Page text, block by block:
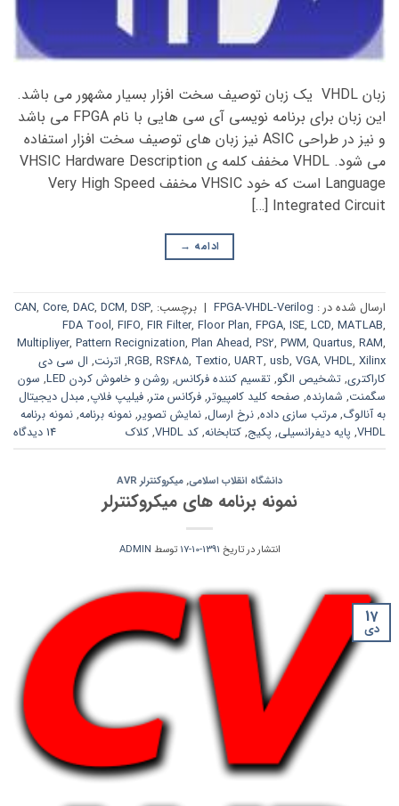
زبان VHDL یک زبان توصیف سخت افزار بسیار مشهور می باشد.
این زبان برای برنامه نویسی آی سی هایی با نام FPGA می باشد
و نیز در طراحی ASIC نیز زبان های توصیف سخت افزار استفاده
می شود. VHDL مخفف کلمه ی VHSIC Hardware Description
Language است که خود VHSIC مخفف Very High Speed
Integrated Circuit […]
ادامه →
ارسال شده در : FPGA-VHDL-Verilog
| برچسب: CAN, Core, DAC, DCM, DSP,
FDA Tool, FIFO, FIR Filter, Floor Plan, FPGA, ISE, LCD, MATLAB,
Multipliyer, Pattern Recignization, Plan Ahead, PS2, PWM, Quartus, RAM,
RGB, RS485, Textio, UART, usb, VGA, VHDL, Xilinx
, اترنت, ال سی دی
کاراکتری, تشخیص الگو, تقسیم کننده فرکانس, روشن و خاموش کردن LED , سون
سگمنت, شمارنده, صفحه کلید کامپیوتر, فرکانس متر, فیلیپ فلاپ, مبدل دیجیتال
به آنالوگ, مرتب سازی داده, نرخ ارسال, نمایش تصویر, نمونه برنامه, نمونه برنامه
VHDL
, پایه دیفرانسیلی, پکیج, کتابخانه, کد VHDL , کلاک 14 دیدگاه
دانشگاه انقلاب اسلامی,میکروکنترلر AVR
نمونه برنامه های میکروکنترلر
انتشار در تاریخ 1391-10-17 توسط ADMIN
17
دی